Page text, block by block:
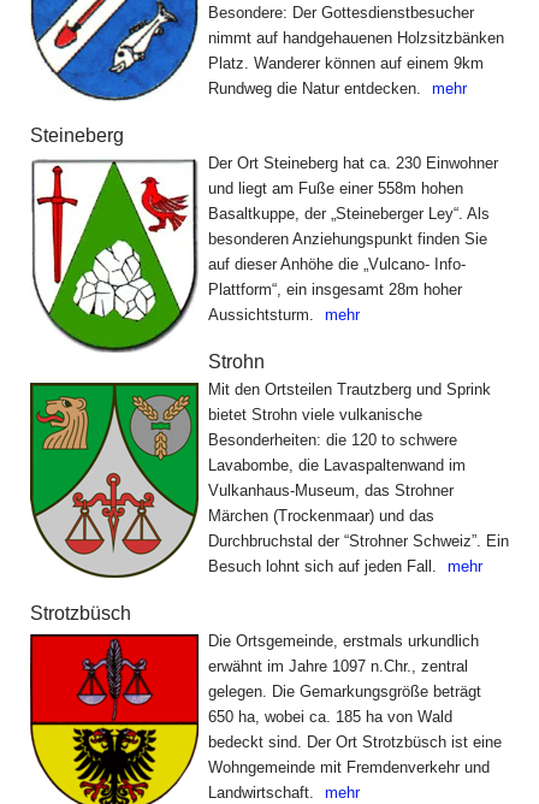
Besondere: Der Gottesdienstbesucher
nimmt auf handgehauenen Holzsitzbänken
Platz. Wanderer können auf einem 9km
Rundweg die Natur entdecken.
mehr
Steineberg
Der Ort Steineberg hat ca. 230 Einwohner
und liegt am Fuße einer 558m hohen
Basaltkuppe, der „Steineberger Ley“. Als
besonderen Anziehungspunkt finden Sie
auf dieser Anhöhe die „Vulcano- Info-
Plattform“, ein insgesamt 28m hoher
Aussichtsturm.
mehr
Strohn
Mit den Ortsteilen Trautzberg und Sprink
bietet Strohn viele vulkanische
Besonderheiten: die 120 to schwere
Lavabombe, die Lavaspaltenwand im
Vulkanhaus-Museum, das Strohner
Märchen (Trockenmaar) und das
Durchbruchstal der “Strohner Schweiz”. Ein
Besuch lohnt sich auf jeden Fall.
mehr
Strotzbüsch
Die Ortsgemeinde, erstmals urkundlich
erwähnt im Jahre 1097 n.Chr., zentral
gelegen. Die Gemarkungsgröße beträgt
650 ha, wobei ca. 185 ha von Wald
bedeckt sind. Der Ort Strotzbüsch ist eine
Wohngemeinde mit Fremdenverkehr und
Landwirtschaft.
mehr